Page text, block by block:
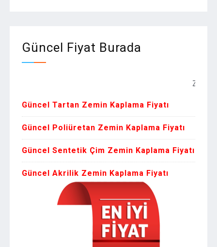
Güncel Fiyat Burada
Zemin
Güncel Tartan Zemin Kaplama Fiyatı
Güncel Poliüretan Zemin Kaplama Fiyatı
Güncel Sentetik Çim Zemin Kaplama Fiyatı
Güncel Akrilik Zemin Kaplama Fiyatı